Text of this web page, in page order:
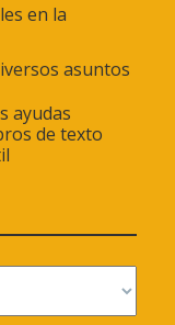
en la
asuntos
ayudas
de texto